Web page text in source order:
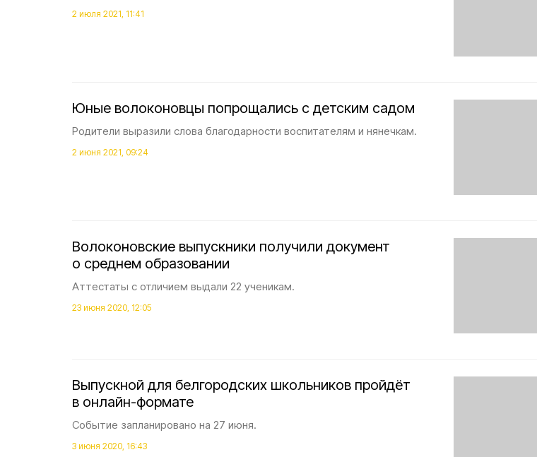
2 июля 2021, 11:41
Юные волоконовцы попрощались с детским садом
Родители выразили слова благодарности воспитателям и нянечкам.
2 июня 2021, 09:24
Волоконовские выпускники получили документ
о среднем образовании
Аттестаты с отличием выдали 22 ученикам.
23 июня 2020, 12:05
Выпускной для белгородских школьников пройдёт
в онлайн-формате
Событие запланировано на 27 июня.
3 июня 2020, 16:43